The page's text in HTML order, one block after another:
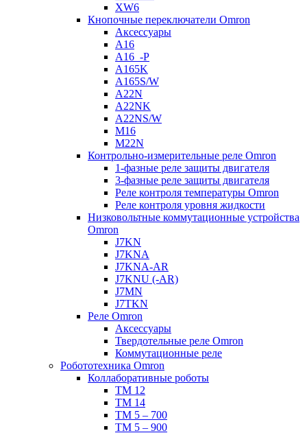
XW6
Кнопочные переключатели Omron
Аксессуары
A16
A16_-P
A165K
A165S/W
A22N
A22NK
A22NS/W
M16
M22N
Контрольно-измерительные реле Omron
1-фазные реле защиты двигателя
3-фазные реле защиты двигателя
Реле контроля температуры Omron
Реле контроля уровня жидкости
Низковольтные коммутационные устройства
Omron
J7KN
J7KNA
J7KNA-AR
J7KNU (-AR)
J7MN
J7TKN
Реле Omron
Аксессуары
Твердотельные реле Omron
Коммутационные реле
Робототехника Omron
Коллаборативные роботы
TM 12
TM 14
TM 5 – 700
TM 5 – 900